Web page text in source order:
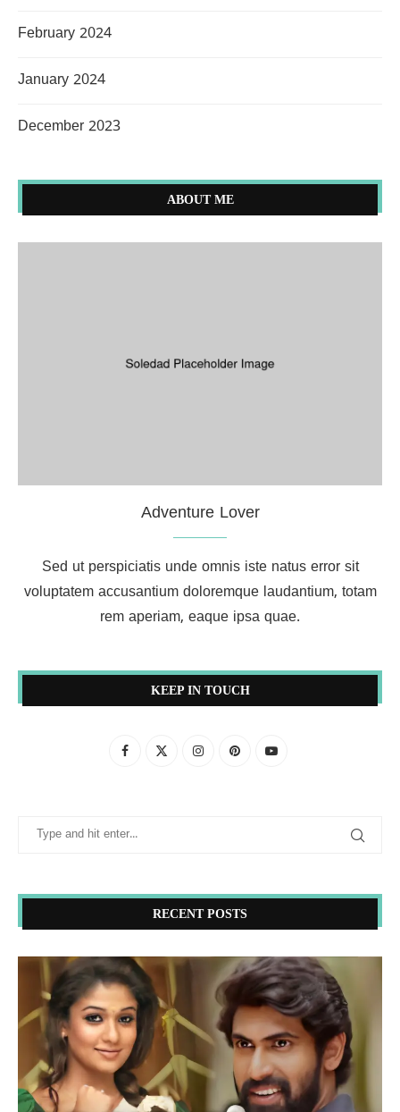
February 2024
January 2024
December 2023
ABOUT ME
Adventure Lover
Sed ut perspiciatis unde omnis iste natus error sit
voluptatem accusantium doloremque laudantium, totam
rem aperiam, eaque ipsa quae.
KEEP IN TOUCH
RECENT POSTS